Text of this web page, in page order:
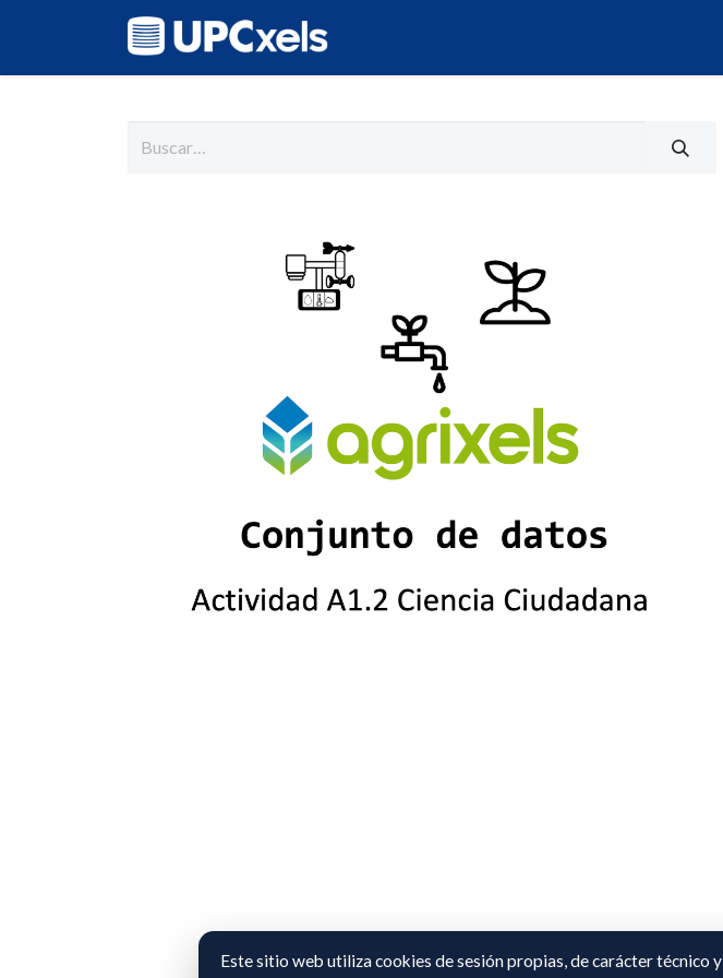
Este sitio web utiliza cookies de sesión propias, de carácter técnico y